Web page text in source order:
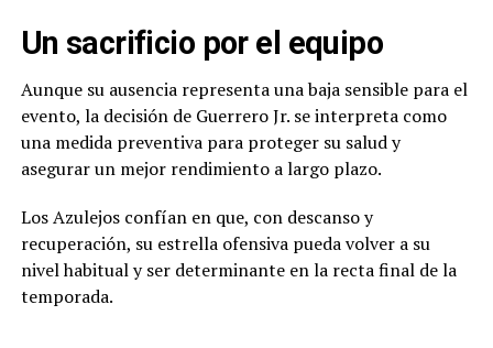
Un sacrificio por el equipo
Aunque su ausencia representa una baja sensible para el
evento, la decisión de Guerrero Jr. se interpreta como
una medida preventiva para proteger su salud y
asegurar un mejor rendimiento a largo plazo.
Los Azulejos confían en que, con descanso y
recuperación, su estrella ofensiva pueda volver a su
nivel habitual y ser determinante en la recta final de la
temporada.